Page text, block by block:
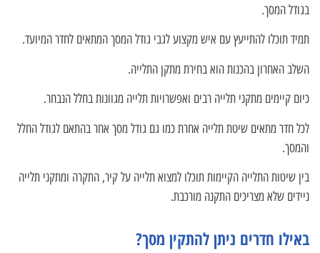
בגודל המסך.
תמיד תוכלו להתייעץ עם איש מקצוע לגבי גודל המסך המתאים לחדר המיועד.
השלב האחרון בהכנות הוא בחירת מתקן התלייה.
כיום קיימים מתקני תלייה רבים ואפשרויות תלייה מגוונות בחלל הנבחר.
לכל חדר מתאים שיטת תלייה אחרת כמו גם גודל מסך אחר בהתאם לגודל החלל
והמסך.
בין שיטות התלייה הקיימות תוכלו למצוא תלייה על קיר, התקרה ומתקני תלייה
ניידים שלא מצריכים התקנה מורכבת.
באילו חדרים ניתן להתקין מסך?